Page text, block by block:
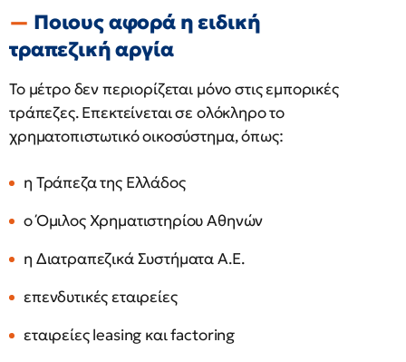
Ποιους αφορά η ειδική
τραπεζική αργία
Το μέτρο δεν περιορίζεται μόνο στις εμπορικές
τράπεζες. Επεκτείνεται σε ολόκληρο το
χρηματοπιστωτικό οικοσύστημα, όπως:
η Τράπεζα της Ελλάδος
ο Όμιλος Χρηματιστηρίου Αθηνών
η Διατραπεζικά Συστήματα Α.Ε.
επενδυτικές εταιρείες
εταιρείες leasing και factoring